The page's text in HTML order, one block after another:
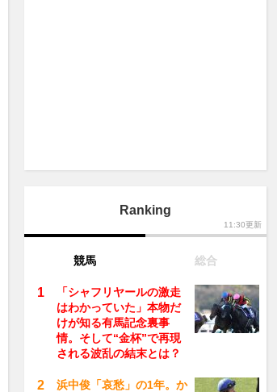
Ranking
11:30更新
競馬 総合
「シャフリヤールの激走
はわかっていた」本物だ
けが知る有馬記念裏事
情。そして“金杯”で再現
される波乱の結末とは？
浜中俊「哀愁」の1年。か